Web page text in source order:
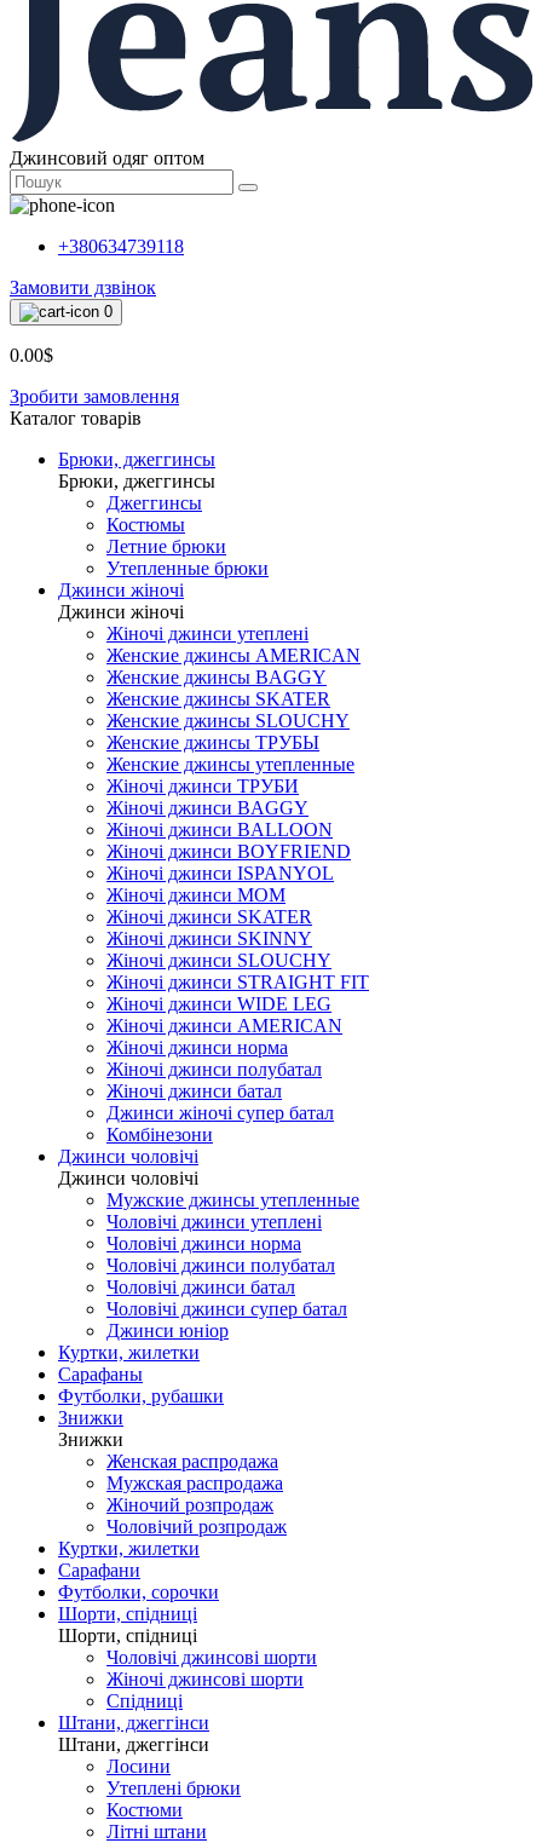
Джинсовий одяг оптом
+380634739118
Замовити дзвінок
0
0.00$
Зробити замовлення
Каталог товарiв
Брюки, джеггинсы
Брюки, джеггинсы
Джеггинсы
Костюмы
Летние брюки
Утепленные брюки
Джинси жіночі
Джинси жіночі
Жіночі джинси утеплені
Женские джинсы AMERICAN
Женские джинсы BAGGY
Женские джинсы SKATER
Женские джинсы SLOUCHY
Женские джинсы ТРУБЫ
Женские джинсы утепленные
Жіночі джинси ТРУБИ
Жіночі джинси BAGGY
Жіночі джинси BALLOON
Жіночі джинси BOYFRIEND
Жіночі джинси ISPANYOL
Жіночі джинси МОМ
Жіночі джинси SKATER
Жіночі джинси SKINNY
Жіночі джинси SLOUCHY
Жіночі джинси STRAIGHT FIT
Жіночі джинси WIDE LEG
Жіночі джинси AMERICAN
Жіночі джинси норма
Жіночі джинси полубатал
Жіночі джинси батал
Джинси жіночі супер батал
Комбінезони
Джинси чоловічі
Джинси чоловічі
Мужские джинсы утепленные
Чоловічі джинси утеплені
Чоловічі джинси норма
Чоловічі джинси полубатал
Чоловічі джинси батал
Чоловічі джинси супер батал
Джинси юніор
Куртки, жилетки
Сарафаны
Футболки, рубашки
Знижки
Знижки
Женская распродажа
Мужская распродажа
Жіночий розпродаж
Чоловічий розпродаж
Куртки, жилетки
Сарафани
Футболки, сорочки
Шорти, спідниці
Шорти, спідниці
Чоловічі джинсові шорти
Жіночі джинсові шорти
Спідниці
Штани, джеггінси
Штани, джеггінси
Лосини
Утеплені брюки
Костюми
Літні штани